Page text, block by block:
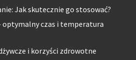
Jak skutecznie go stosować?
optymalny czas i temperatura
i korzyści zdrowotne